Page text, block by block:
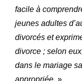
facile à
jeunes adultes
divorcés et
divorce ; selon
dans le mariage
appropriée. »